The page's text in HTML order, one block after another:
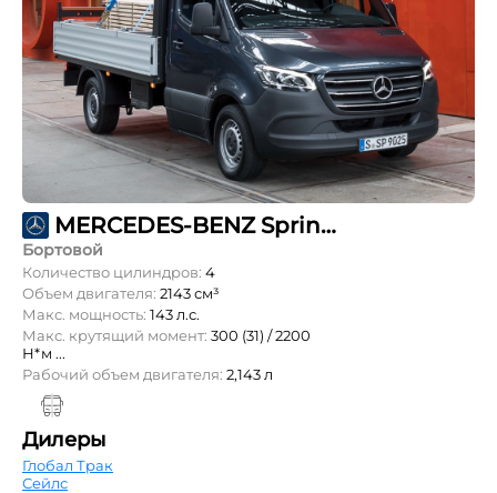
MERCEDES-BENZ Sprinter 314 CDI L1 DoubleCab 3т
Бортовой
Количество цилиндров: 4
Объем двигателя: 2143 см³
Макс. мощность: 143 л.с.
Макс. крутящий момент: 300 (31) / 2200
Н*м ...
Рабочий объем двигателя: 2,143 л
Дилеры
Глобал Трак
Сейлс